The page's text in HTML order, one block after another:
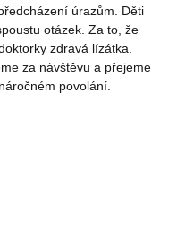
úrazům. Děti
otázek. Za to, že
zdravá lízátka.
za návštěvu a přejeme
povolání.